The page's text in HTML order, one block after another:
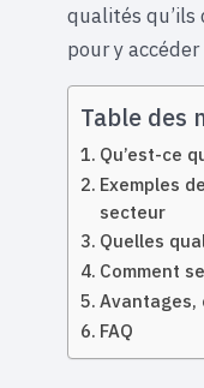
qualités qu’ils
pour y
Table des
Qu’est-ce
Exemples
secteur
Quelles
Comment
Avantages,
FAQ